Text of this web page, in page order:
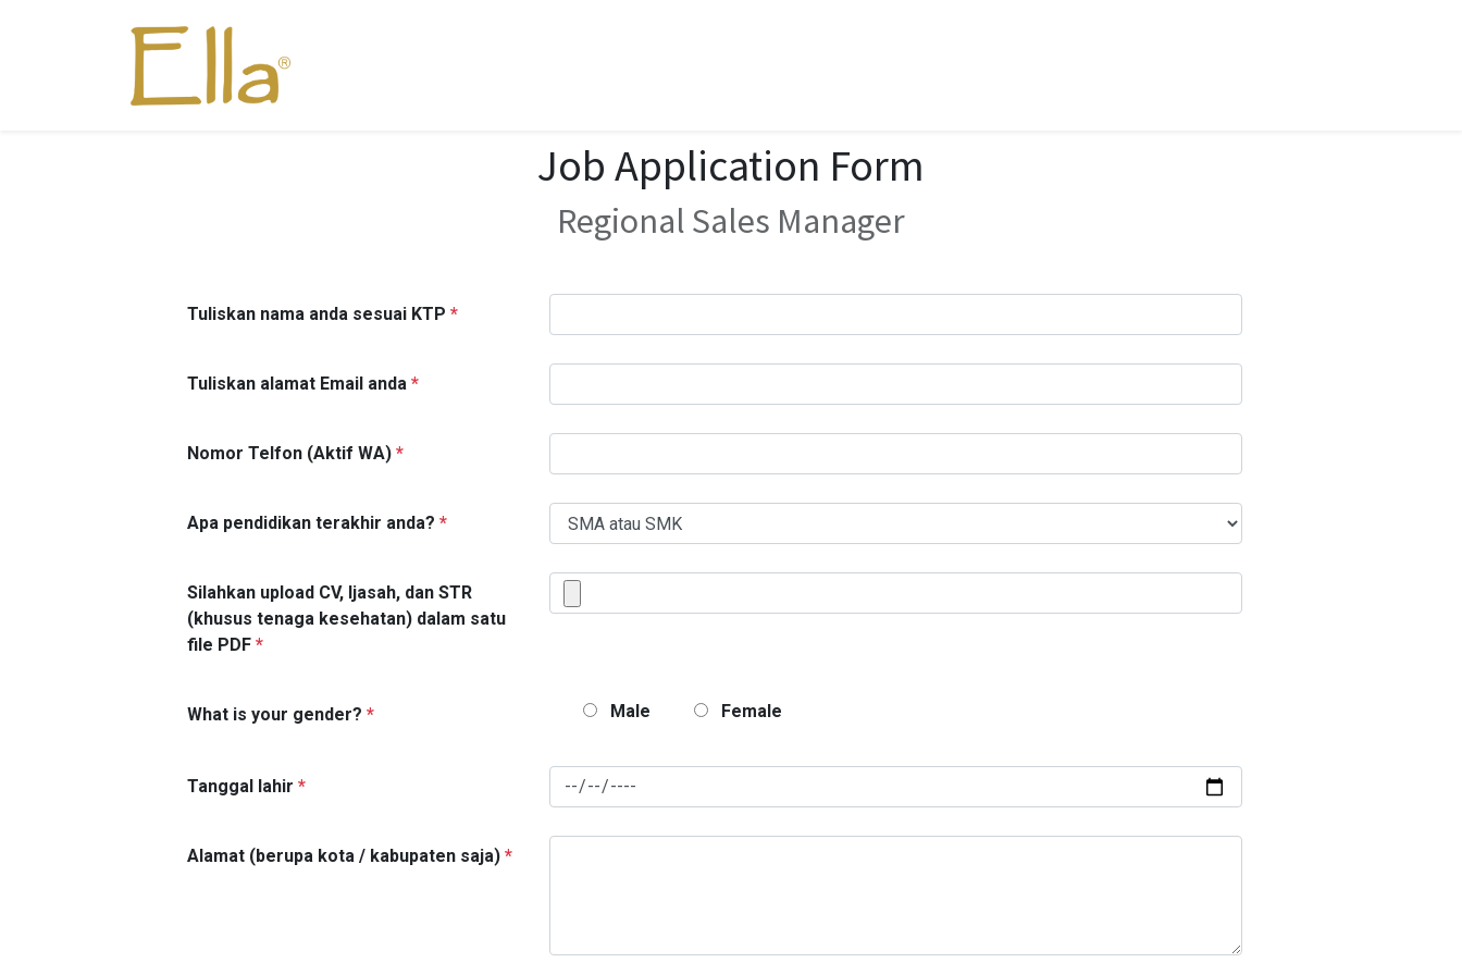
Job Application Form
Regional Sales Manager
Tuliskan nama anda sesuai KTP *
Tuliskan alamat Email anda *
Nomor Telfon (Aktif WA) *
Apa pendidikan terakhir anda? *
Silahkan upload CV, Ijasah, dan STR
(khusus tenaga kesehatan) dalam satu
file PDF *
What is your gender? * Male Female
Tanggal lahir *
Alamat (berupa kota / kabupaten saja) *